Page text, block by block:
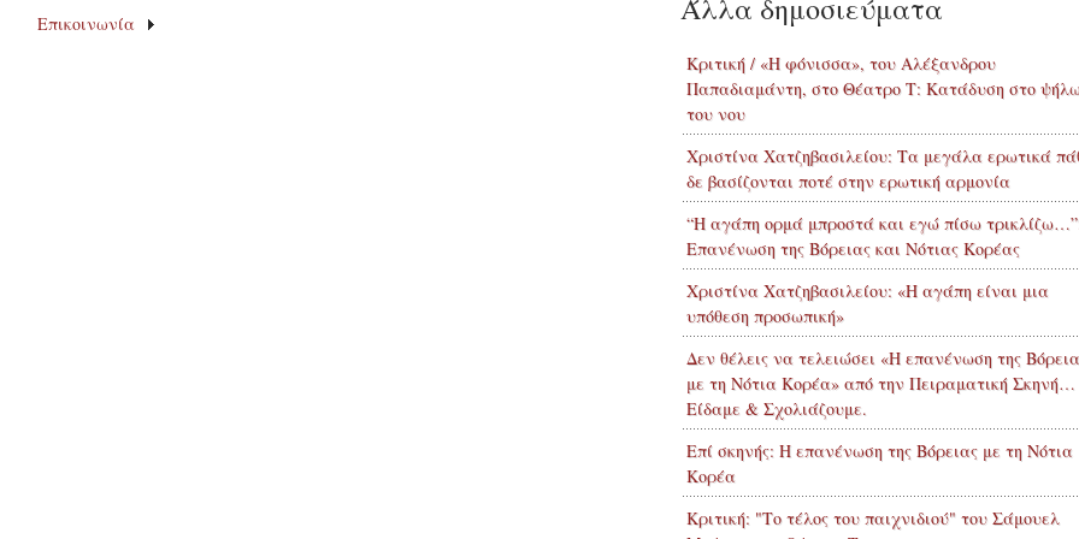
Επικοινωνία
Άλλα δημοσιεύματα
Κριτική / «Η φόνισσα», του Αλέξανδρου
Παπαδιαμάντη, στο Θέατρο Τ: Κατάδυση στο
του νου
Χριστίνα Χατζηβασιλείου: Τα μεγάλα ερωτικά
δε βασίζονται ποτέ στην ερωτική αρμονία
“Η αγάπη ορμά μπροστά και εγώ πίσω
Επανένωση της Βόρειας και Νότιας Κορέας
Χριστίνα Χατζηβασιλείου: «Η αγάπη είναι μια
υπόθεση προσωπική»
Δεν θέλεις να τελειώσει «Η επανένωση της
με τη Νότια Κορέα» από την Πειραματική Σκηνή…
Είδαμε & Σχολιάζουμε.
Επί σκηνής: Η επανένωση της Βόρειας με τη Νότια
Κορέα
Κριτική: "Το τέλος του παιχνιδιού" του Σάμουελ